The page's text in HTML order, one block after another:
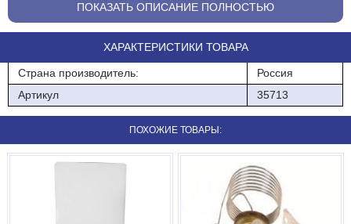
ПОКАЗАТЬ ОПИСАНИЕ ПОЛНОСТЬЮ
ХАРАКТЕРИСТИКИ ТОВАРА
Страна производитель:
Россия
Артикул
35713
ПОХОЖИЕ ТОВАРЫ: